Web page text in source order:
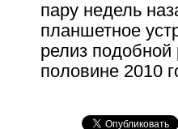
пару недель
планшетное
релиз подобной
половине 2010